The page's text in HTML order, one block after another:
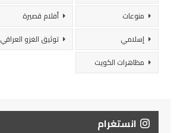
منوعات
أفلام قصيرة
إسلامي
توثيق الغزو العراقي
مظاهرات الكويت
انستغرام